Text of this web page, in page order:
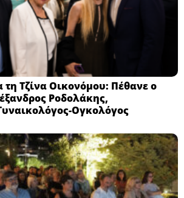
τη Τζίνα Οικονόμου: Πέθανε ο
Ροδολάκης,
Ογκολόγος